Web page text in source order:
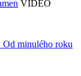
VIDEO
minulého roku